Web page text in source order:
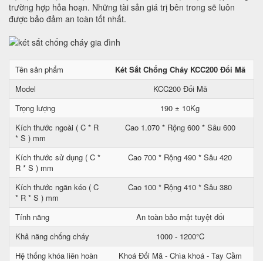
trường hợp hỏa hoạn. Những tài sản giá trị bên trong sẽ luôn
được bảo đảm an toàn tốt nhất.
Tên sản phẩm
Két Sắt Chống Cháy KCC200 Đổi Mã
Model
KCC200 Đổi Mã
Trọng lượng
190 ± 10Kg
Kích thước ngoài ( C * R
* S ) mm
Cao 1.070 * Rộng 600 * Sâu 600
Kích thước sử dụng ( C *
R * S ) mm
Cao 700 * Rộng 490 * Sâu 420
Kích thước ngăn kéo ( C
* R * S ) mm
Cao 100 * Rộng 410 * Sâu 380
Tính năng
An toàn bảo mật tuyệt đối
Khả năng chống cháy
1000 - 1200°C
Hệ thống khóa liên hoàn
Khoá Đổi Mã - Chìa khoá - Tay Cầm